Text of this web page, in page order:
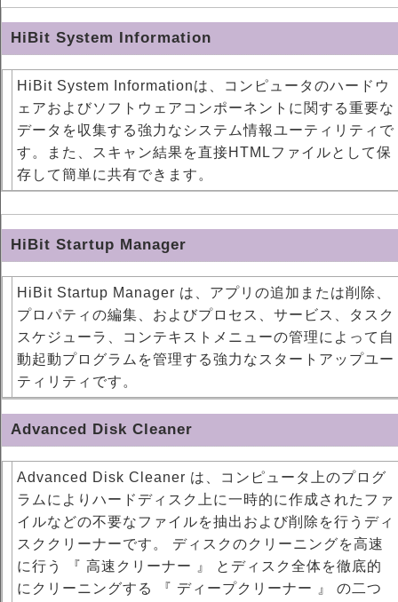
HiBit System Information
HiBit System Informationは、コンピュータのハードウ
ェアおよびソフトウェアコンポーネントに関する重要な
データを収集する強力なシステム情報ユーティリティで
す。また、スキャン結果を直接HTMLファイルとして保
存して簡単に共有できます。
HiBit Startup Manager
HiBit Startup Manager は、アプリの追加または削除、
プロパティの編集、およびプロセス、サービス、タスク
スケジューラ、コンテキストメニューの管理によって自
動起動プログラムを管理する強力なスタートアップユー
ティリティです。
Advanced Disk Cleaner
Advanced Disk Cleaner は、コンピュータ上のプログ
ラムによりハードディスク上に一時的に作成されたファ
イルなどの不要なファイルを抽出および削除を行うディ
スククリーナーです。 ディスクのクリーニングを高速
に行う 『 高速クリーナー 』 とディスク全体を徹底的
にクリーニングする 『 ディープクリーナー 』 の二つ